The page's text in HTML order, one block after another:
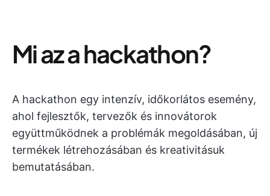
Mi az a hackathon?
A hackathon egy intenzív, időkorlátos esemény,
ahol fejlesztők, tervezők és innovátorok
együttműködnek a problémák megoldásában, új
termékek létrehozásában és kreativitásuk
bemutatásában.